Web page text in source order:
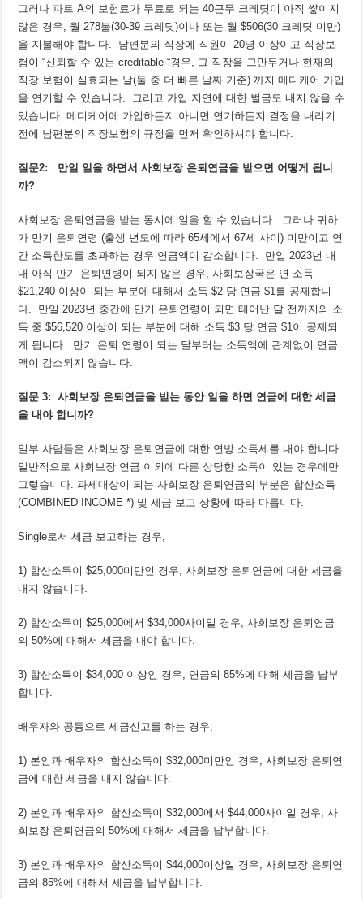
그러나 파트 A의 보험료가 무료로 되는 40근무 크레딧이 아직 쌓이지
않은 경우, 월 278불(30-39 크레딧)이나 또는 월 $506(30 크레딧 미만)
을 지불해야 합니다. 남편분의 직장에 직원이 20명 이상이고 직장보
험이 “신뢰할 수 있는 creditable “경우, 그 직장을 그만두거나 현재의
직장 보험이 실효되는 날(둘 중 더 빠른 날짜 기준) 까지 메디케어 가입
을 연기할 수 있습니다. 그리고 가입 지연에 대한 벌금도 내지 않을 수
있습니다. 메디케어에 가입하든지 아니면 연기하든지 결정을 내리기
전에 남편분의 직장보험의 규정을 먼저 확인하셔야 합니다.
질문2: 만일 일을 하면서 사회보장 은퇴연금을 받으면 어떻게
됩니
까?
사회보장 은퇴연금을 받는 동시에 일을 할 수 있습니다. 그러나 귀하
가 만기 은퇴연령 (출생 년도에 따라 65세에서 67세 사이) 미만이고 연
간 소득한도를 초과하는 경우 연금액이 감소합니다. 만일 2023년 내
내 아직 만기 은퇴연령이 되지 않은 경우, 사회보장국은 연 소득
$21,240 이상이 되는 부분에 대해서 소득 $2 당 연금 $1를 공제합니
다. 만일 2023년 중간에 만기 은퇴연령이 되면 태어난 달 전까지의 소
득 중 $56,520 이상이 되는 부분에 대해 소득 $3 당 연금 $1이 공제되
게 됩니다. 만기 은퇴 연령이 되는 달부터는 소득액에 관계없이 연금
액이 감소되지 않습니다.
질문 3:사회보장 은퇴연금을 받는 동안 일을 하면 연금에 대한 세금
을 내야 합니까?
일부 사람들은 사회보장 은퇴연금에 대한 연방 소득세를 내야 합니다.
일반적으로 사회보장 연금 이외에 다른 상당한 소득이 있는 경우에만
그렇습니다. 과세대상이 되는 사회보장 은퇴연금의 부분은 합산소득
(COMBINED INCOME *) 및 세금 보고 상황에 따라 다릅니다.
Single로서 세금 보고하는 경우,
1) 합산소득이 $25,000미만인 경우, 사회보장 은퇴연금에 대한 세금을
내지 않습니다.
2) 합산소득이 $25,000에서 $34,000사이일 경우, 사회보장 은퇴연금
의 50%에 대해서 세금을 내야 합니다.
3) 합산소득이 $34,000 이상인 경우, 연금의 85%에 대해 세금을 납부
합니다.
배우자와 공동으로 세금신고를 하는 경우,
1) 본인과 배우자의 합산소득이 $32,000미만인 경우, 사회보장 은퇴연
금에 대한 세금을 내지 않습니다.
2) 본인과 배우자의 합산소득이 $32,000에서 $44,000사이일 경우, 사
회보장 은퇴연금의 50%에 대해서 세금을 납부합니다.
3) 본인과 배우자의 합산소득이 $44,000이상일 경우, 사회보장 은퇴연
금의 85%에 대해서 세금을 납부합니다.